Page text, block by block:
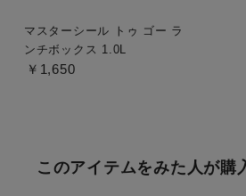
マスターシール トゥ ゴー ラ
ンチボックス 1.0L
￥1,650
このアイテムをみた人が購